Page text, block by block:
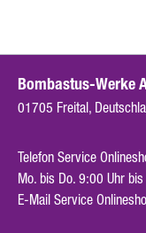
Bombastus-Werke
01705 Freital,
Telefon Service
Mo. bis Do. 9:00 Uhr
E-Mail Service